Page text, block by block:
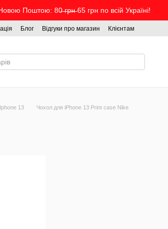
Поштою: 80̶ ̶г̶р̶н̶ 65 грн по всій Україні!
Блог Відгуки про магазин Клієнтам
Iphone 13 Чохол для iPhone 13 Print case Nike